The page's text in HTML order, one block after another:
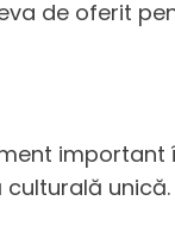
de oferit
unică.